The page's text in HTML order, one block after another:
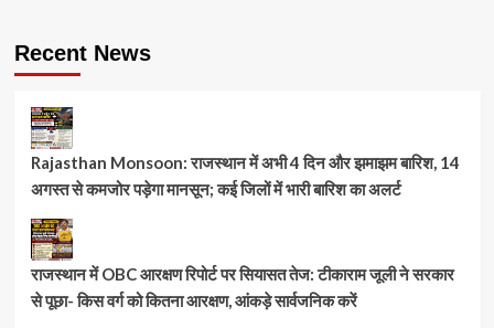
Recent News
Rajasthan Monsoon: राजस्थान में अभी 4 दिन और झमाझम बारिश, 14
अगस्त से कमजोर पड़ेगा मानसून; कई जिलों में भारी बारिश का अलर्ट
राजस्थान में OBC आरक्षण रिपोर्ट पर सियासत तेज: टीकाराम जूली ने सरकार
से पूछा- किस वर्ग को कितना आरक्षण, आंकड़े सार्वजनिक करें